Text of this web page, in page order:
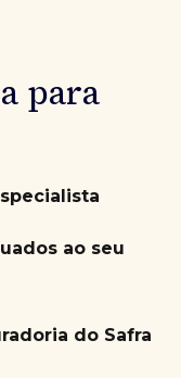
para
ao seu
do Safra